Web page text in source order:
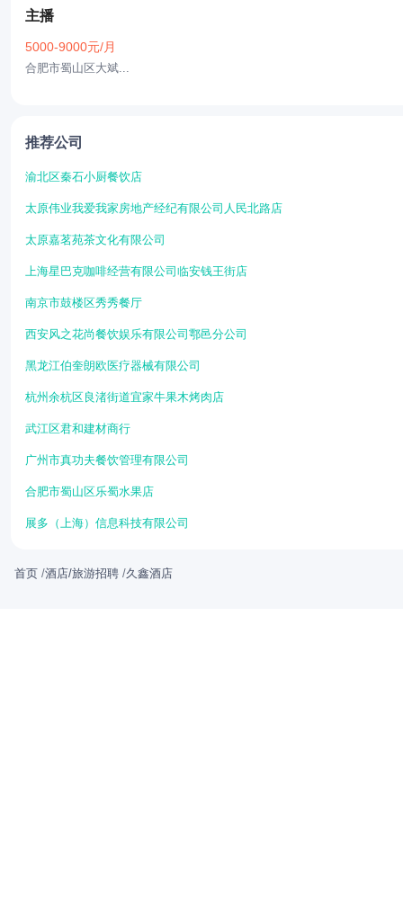
主播
5000-9000元/月
合肥市蜀山区大斌...
推荐公司
渝北区秦石小厨餐饮店
太原伟业我爱我家房地产经纪有限公司人民北路店
太原嘉茗苑茶文化有限公司
上海星巴克咖啡经营有限公司临安钱王街店
南京市鼓楼区秀秀餐厅
西安风之花尚餐饮娱乐有限公司鄠邑分公司
黑龙江伯奎朗欧医疗器械有限公司
杭州余杭区良渚街道宜家牛果木烤肉店
武江区君和建材商行
广州市真功夫餐饮管理有限公司
合肥市蜀山区乐蜀水果店
展多（上海）信息科技有限公司
首页 /酒店/旅游招聘 /久鑫酒店